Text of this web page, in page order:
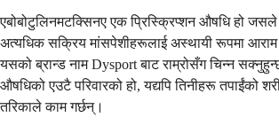
एबोबोटुलिनमटक्सिनए एक प्रिस्क्रिप्शन औषधि हो
अत्यधिक सक्रिय मांसपेशीहरूलाई अस्थायी रूपमा आराम
यसको ब्रान्ड नाम Dysport बाट राम्रोसँग चिन्न
औषधिको एउटै परिवारको हो, यद्यपि तिनीहरू तपाईंको
तरिकाले काम गर्छन्।